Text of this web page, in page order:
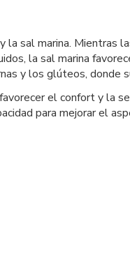
la sal marina. Mientras
la sal marina
y los glúteos, donde
el confort y la
para mejorar el